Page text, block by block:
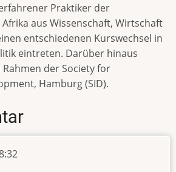
Praktiker der
aus Wissenschaft, Wirtschaft
entschiedenen Kurswechsel in
eintreten. Darüber hinaus
der Society for
Hamburg (SID).